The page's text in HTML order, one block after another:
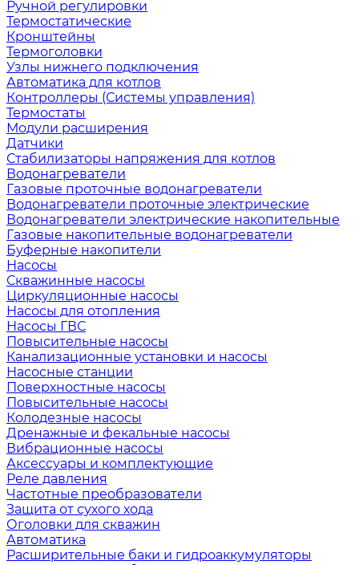
Ручной регулировки
Термостатические
Кронштейны
Термоголовки
Узлы нижнего подключения
Автоматика для котлов
Контроллеры (Системы управления)
Термостаты
Модули расширения
Датчики
Стабилизаторы напряжения для котлов
Водонагреватели
Газовые проточные водонагреватели
Водонагреватели проточные электрические
Водонагреватели электрические накопительные
Газовые накопительные водонагреватели
Буферные накопители
Насосы
Скважинные насосы
Циркуляционные насосы
Насосы для отопления
Насосы ГВС
Повысительные насосы
Канализационные установки и насосы
Насосные станции
Поверхностные насосы
Повысительные насосы
Колодезные насосы
Дренажные и фекальные насосы
Вибрационные насосы
Аксессуары и комплектующие
Реле давления
Частотные преобразователи
Защита от сухого хода
Оголовки для скважин
Автоматика
Расширительные баки и гидроаккумуляторы